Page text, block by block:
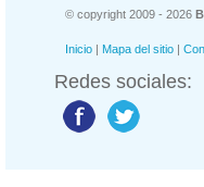
© copyright 2009 - 2026
Inicio | Mapa del sitio |
Redes sociales: